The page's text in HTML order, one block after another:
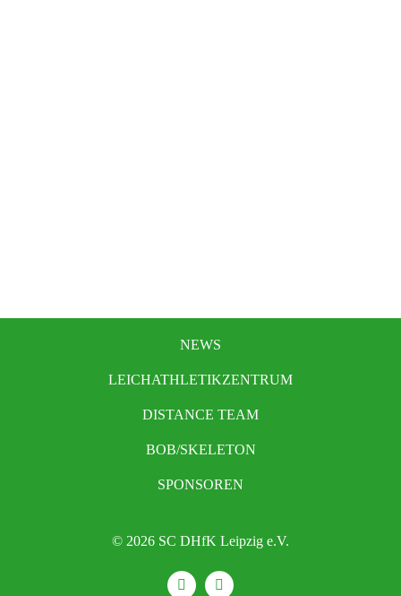
NEWS
LEICHATHLETIKZENTRUM
DISTANCE TEAM
BOB/SKELETON
SPONSOREN
© 2026 SC DHfK Leipzig e.V.